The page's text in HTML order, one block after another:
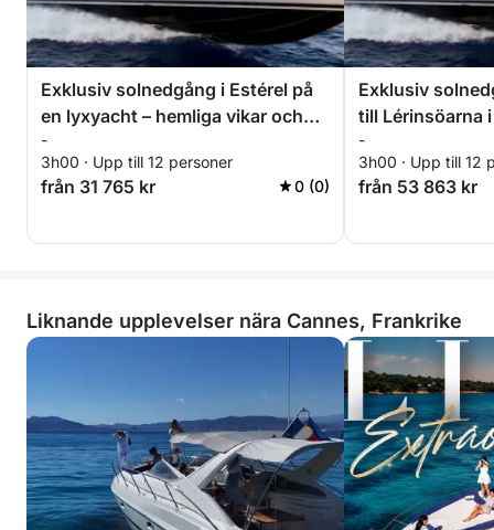
Exklusiv solnedgång i Estérel på
en lyxyacht – hemliga vikar och
all-inclusive premiumupplevelse
-
3h00 · Upp till 12 personer
från 31 765 kr 0 (0)
Exklusiv
till Lérinsöarna
5X – all-
upplevelse
-
3h00 · Upp till 12
från 53 863 kr
Liknande upplevelser nära Cannes, Frankrike